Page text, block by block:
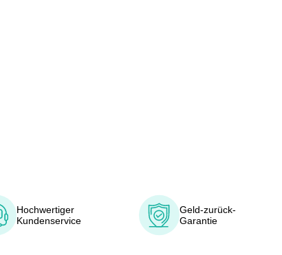
Hochwertiger
Kundenservice
Geld-zurück-
Garantie